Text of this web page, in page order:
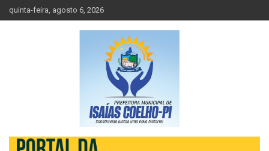
to
quinta-feira, agosto 6, 2026
Prefeitura Municipal de Isaias